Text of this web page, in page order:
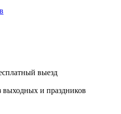
выезд
выходных и праздников